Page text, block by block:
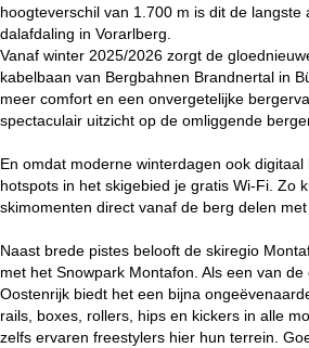
hoogteverschil van 1.700 m is dit de langste
dalafdaling in Vorarlberg.
Vanaf winter 2025/2026 zorgt de
kabelbaan van Bergbahnen Brandnertal in
meer comfort en een onvergetelijke
spectaculair uitzicht op de omliggende
En omdat moderne winterdagen ook
hotspots in het skigebied je gratis Wi-Fi. Zo
skimomenten direct vanaf de berg delen met
Naast brede pistes belooft de skiregio
met het Snowpark Montafon. Als een van
Oostenrijk biedt het een bijna
rails, boxes, rollers, hips en kickers in alle
zelfs ervaren freestylers hier hun terrein.